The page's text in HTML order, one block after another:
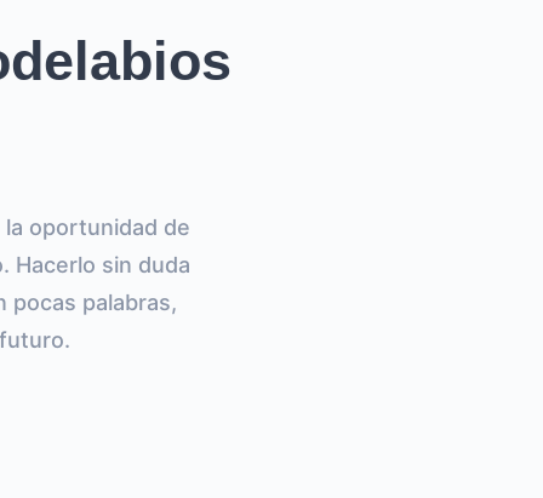
oportunidad de
Hacerlo sin duda
pocas palabras,